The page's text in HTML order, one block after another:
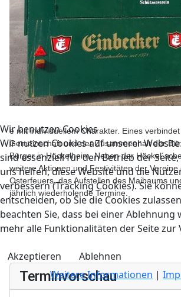
e mit individuellem Charakter. Eines
Gemeinschaft und der Zusammenhalt der
Bürger in Höckelheim. Neben der
weitere Aktionen und Festivitäten der
Osterfeuers, das Aufstellen des Maibaums
jährlich wiederholende Termine.
Terminvorschau
Wir benutzen Cookies
Wir nutzen Cookies auf unserer
sind essenziell für den Betrieb der
uns helfen, diese Website und die
verbessern (Tracking Cookies). Sie
entscheiden, ob Sie die Cookies
beachten Sie, dass bei einer
mehr alle Funktionalitäten der Seite zur
Akzeptieren
Ablehnen
Weitere Informationen |